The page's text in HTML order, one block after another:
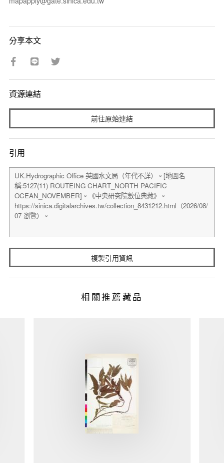
分享本文
資源連結
前往原始連結
引用
複製引用資訊
相關推薦藏品